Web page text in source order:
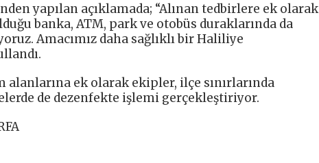
yapılan açıklamada; “Alınan tedbirlere ek olarak
banka, ATM, park ve otobüs duraklarında da
Amacımız daha sağlıklı bir Haliliye
alanlarına ek olarak ekipler, ilçe sınırlarında
de dezenfekte işlemi gerçekleştiriyor.